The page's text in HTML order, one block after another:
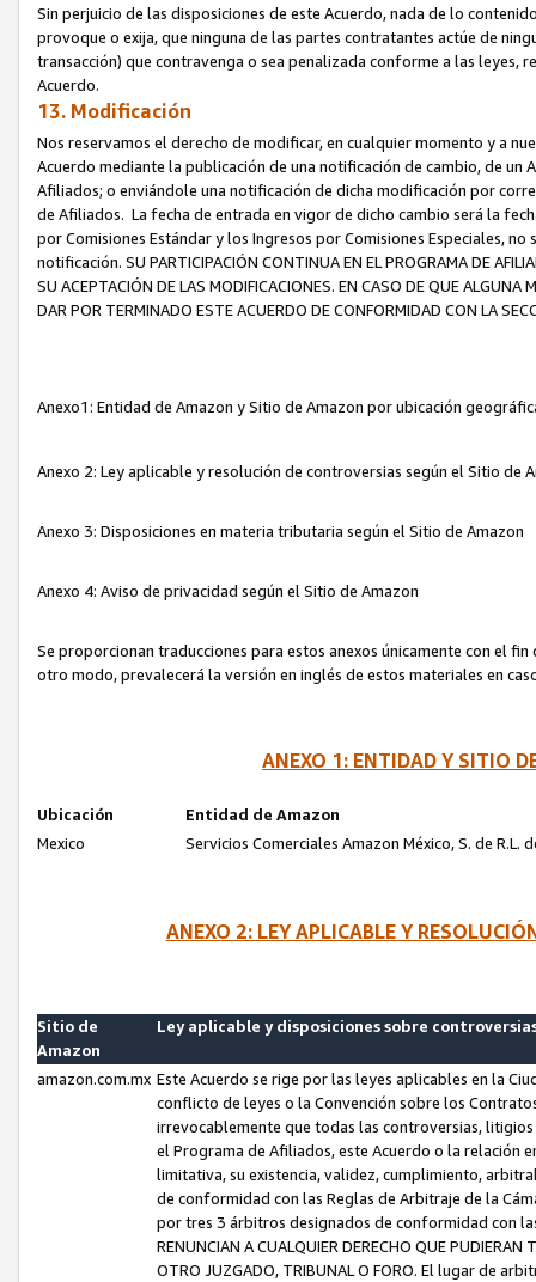
Sin perjuicio de las disposiciones de este Acuerdo, nada de lo
provoque o exija, que ninguna de las partes contratantes actúe de
transacción) que contravenga o sea penalizada conforme a las leyes,
Acuerdo.
13. Modificación
Nos reservamos el derecho de modificar, en cualquier momento y a
Acuerdo mediante la publicación de una notificación de cambio, de
Afiliados; o enviándole una notificación de dicha modificación por
de Afiliados. La fecha de entrada en vigor de dicho cambio será la
por Comisiones Estándar y los Ingresos por Comisiones Especiales,
notificación. SU PARTICIPACIÓN CONTINUA EN EL PROGRAMA DE
SU ACEPTACIÓN DE LAS MODIFICACIONES. EN CASO DE QUE ALGUNA
DAR POR TERMINADO ESTE ACUERDO DE CONFORMIDAD CON LA
Anexo1: Entidad de Amazon y Sitio de Amazon por ubicación
Anexo 2: Ley aplicable y resolución de controversias según el Sitio de
Anexo 3: Disposiciones en materia tributaria según el Sitio de Amazon
Anexo 4: Aviso de privacidad según el Sitio de Amazon
Se proporcionan traducciones para estos anexos únicamente con el
otro modo, prevalecerá la versión en inglés de estos materiales en
ANEXO 1: ENTIDAD Y SITIO
Ubicación
Entidad de Amazon
Mexico
Servicios Comerciales Amazon México, S. de R.L.
ANEXO 2: LEY APLICABLE Y
Sitio de
Amazon
Ley aplicable y disposiciones sobre
amazon.com.mx Este Acuerdo se rige por las leyes aplicables en la
conflicto de leyes o la Convención sobre los
irrevocablemente que todas las controversias,
el Programa de Afiliados, este Acuerdo o la relación
limitativa, su existencia, validez, cumplimiento,
de conformidad con las Reglas de Arbitraje de la
por tres 3 árbitros designados de conformidad con las
RENUNCIAN A CUALQUIER DERECHO QUE
OTRO JUZGADO, TRIBUNAL O FORO. El lugar de